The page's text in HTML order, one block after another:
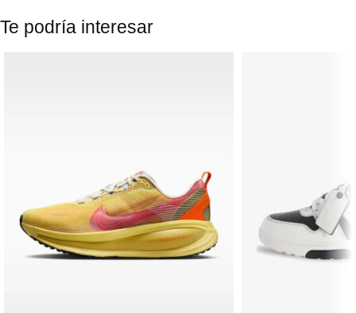
Te podría interesar